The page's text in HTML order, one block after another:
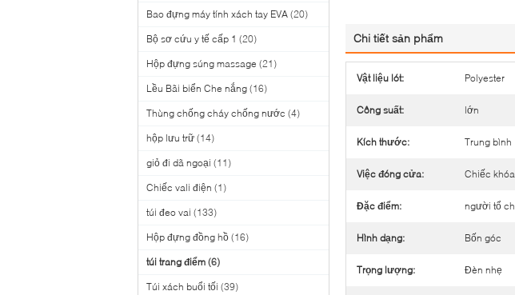
Bao đựng máy tính xách tay EVA (20)
Bộ sơ cứu y tế cấp 1 (20)
Hộp đựng súng massage (21)
Lều Bãi biển Che nắng (16)
Thùng chống cháy chống nước (4)
hộp lưu trữ (14)
giỏ đi dã ngoại (11)
Chiếc vali điện (1)
túi đeo vai (133)
Hộp đựng đồng hồ (16)
túi trang điểm (6)
Túi xách buổi tối (39)
Chi tiết sản phẩm
Vật liệu lót: Polyester
Công suất: lớn
Kích thước: Trung bình
Việc đóng cửa: Chiếc
Đặc điểm: người tổ
Hình dạng: Bốn góc
Trọng lượng: Đèn nhẹ